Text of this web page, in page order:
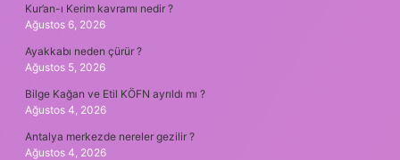
Kur’an-ı Kerim kavramı nedir ?
Ağustos 6, 2026
Ayakkabı neden çürür ?
Ağustos 5, 2026
Bilge Kağan ve Etil KÖFN ayrıldı mı ?
Ağustos 4, 2026
Antalya merkezde nereler gezilir ?
Ağustos 4, 2026